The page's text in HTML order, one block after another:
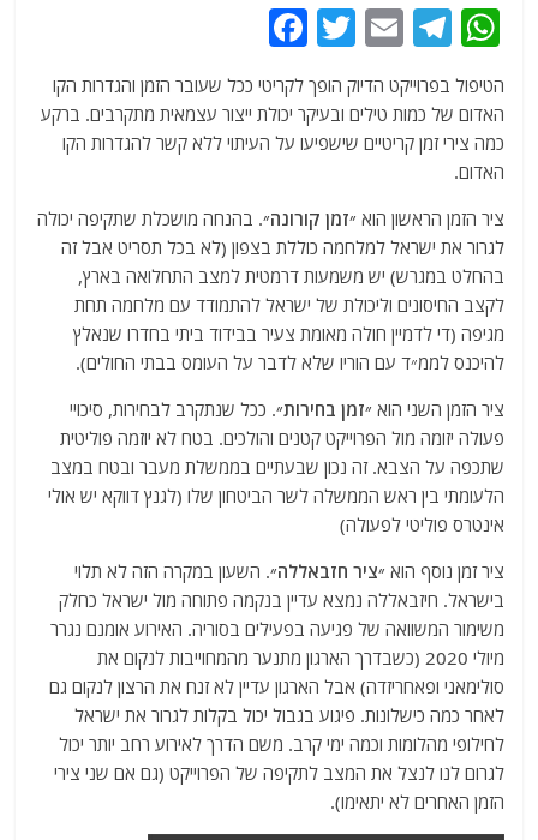
W
h
at
s
A
p
p
T
e
g
m
E
ai
l
T
w
itt
er
c
e
o
o
k
הטיפול בפרוייקט הדיוק הופך לקריטי ככל שעובר הזמן והגדרות הקו
האדום של כמות טילים ובעיקר יכולת ייצור עצמאית מתקרבים. ברקע
כמה צירי זמן קריטיים שישפיעו על העיתוי ללא קשר להגדרות הקו
האדום.
ציר הזמן הראשון הוא ״זמן קורונה״. בהנחה מושכלת שתקיפה יכולה
לגרור את ישראל למלחמה כוללת בצפון (לא בכל תסריט אבל זה
בהחלט במגרש) יש משמעות דרמטית למצב התחלואה בארץ,
לקצב החיסונים וליכולת של ישראל להתמודד עם מלחמה תחת
מגיפה (די לדמיין חולה מאומת צעיר בבידוד ביתי בחדרו שנאלץ
להיכנס לממ״ד עם הוריו שלא לדבר על העומס בבתי החולים).
ציר הזמן השני הוא ״זמן בחירות״. ככל שנתקרב לבחירות, סיכויי
פעולה יזומה מול הפרוייקט קטנים והולכים. בטח לא יוזמה פוליטית
שתכפה על הצבא. זה נכון שבעתיים בממשלת מעבר ובטח במצב
הלעומתי בין ראש הממשלה לשר הביטחון שלו (לגנץ דווקא יש אולי
אינטרס פוליטי לפעולה)
ציר זמן נוסף הוא ״ציר חזבאללה״. השעון במקרה הזה לא תלוי
בישראל. חיזבאללה נמצא עדיין בנקמה פתוחה מול ישראל כחלק
משימור המשוואה של פגיעה בפעילים בסוריה. האירוע אומנם נגרר
מיולי 2020 (כשבדרך הארגון מתנער מהמחוייבות לנקום את
סולימאני ופאחריזדה) אבל הארגון עדיין לא זנח את הרצון לנקום גם
לאחר כמה כישלונות. פיגוע בגבול יכול בקלות לגרור את ישראל
לחילופי מהלומות וכמה ימי קרב. משם הדרך לאירוע רחב יותר יכול
לגרום לנו לנצל את המצב לתקיפה של הפרוייקט (גם אם שני צירי
הזמן האחרים לא יתאימו).